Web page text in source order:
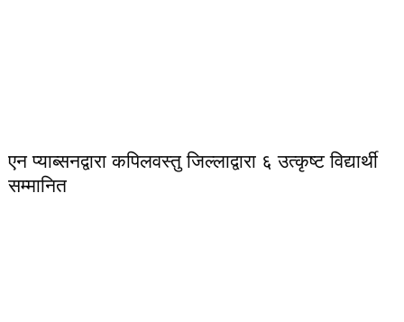
एन प्याब्सनद्वारा कपिलवस्तु जिल्लाद्वारा ६ उत्कृष्ट विद्यार्थी
सम्मानित